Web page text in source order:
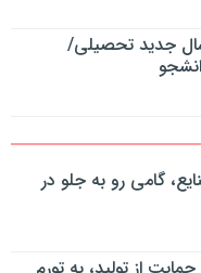
جدید تحصیلی/
گامی رو به جلو در